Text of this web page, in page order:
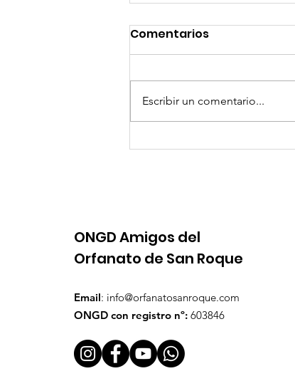
II Americana de Padel
Comentarios
Escribir un comentario...
ONGD Amigos del
Orfanato de San Roque
Email: info@orfanatosanroque.com
ONGD con registro nº: 603846